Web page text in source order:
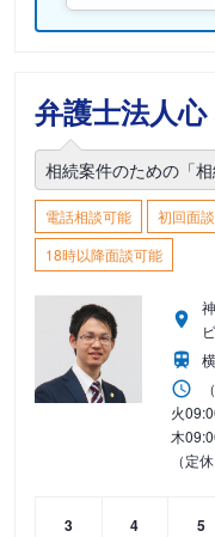
弁護士法人
相続案件のための「
電話相談可能 初回面
18時以降面談可能
火
木
（定
3
4
5